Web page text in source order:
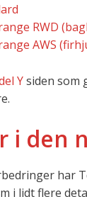
RWD
AWS
Ysiden som
den
har
i lidt flere